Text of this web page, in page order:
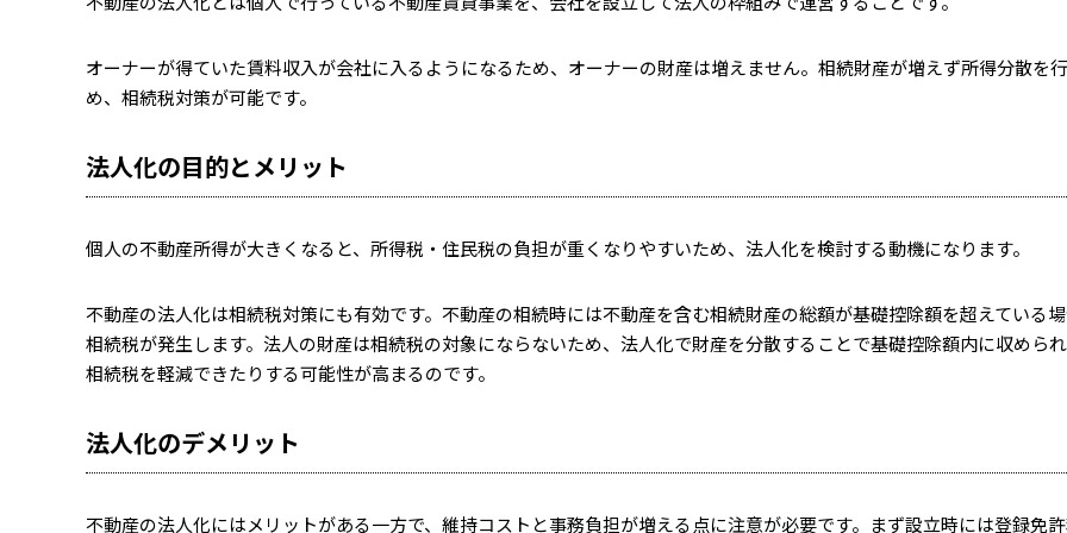
オーナーが得ていた賃料収入が会社に入るようになるため、オーナーの財産は増えません。相続財産が増えず所得分散を
め、相続税対策が可能です。
法人化の目的とメリット
個人の不動産所得が大きくなると、所得税・住民税の負担が重くなりやすいため、法人化を検討する動機になります。
不動産の法人化は相続税対策にも有効です。不動産の相続時には不動産を含む相続財産の総額が基礎控除額を超えている
相続税が発生します。法人の財産は相続税の対象にならないため、法人化で財産を分散することで基礎控除額内に収めら
相続税を軽減できたりする可能性が高まるのです。
法人化のデメリット
不動産の法人化にはメリットがある一方で、維持コストと事務負担が増える点に注意が必要です。まず設立時には登録免